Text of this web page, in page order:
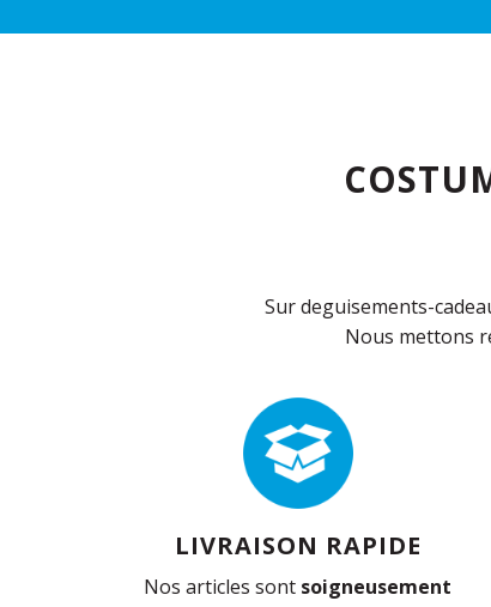
Sur deguisements-
Nous mettons
LIVRAISON RAPIDE
Nos articles sont soigneusement